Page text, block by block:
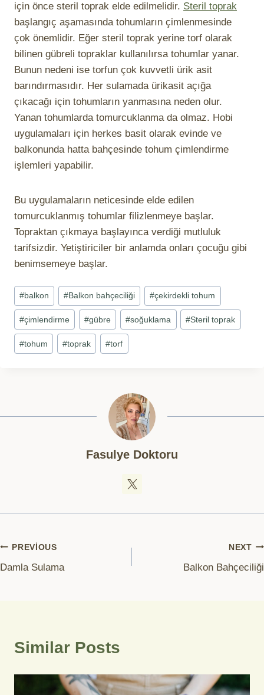
için önce steril toprak elde edilmelidir. Steril toprak
başlangıç aşamasında tohumların çimlenmesinde
çok önemlidir. Eğer steril toprak yerine torf olarak
bilinen gübreli topraklar kullanılırsa tohumlar yanar.
Bunun nedeni ise torfun çok kuvvetli ürik asit
barındırmasıdır. Her sulamada ürikasit açığa
çıkacağı için tohumların yanmasına neden olur.
Yanan tohumlarda tomurcuklanma da olmaz. Hobi
uygulamaları için herkes basit olarak evinde ve
balkonunda hatta bahçesinde tohum çimlendirme
işlemleri yapabilir.
Bu uygulamaların neticesinde elde edilen
tomurcuklanmış tohumlar filizlenmeye başlar.
Topraktan çıkmaya başlayınca verdiği mutluluk
tarifsizdir. Yetiştiriciler bir anlamda onları çocuğu gibi
benimsemeye başlar.
Post
Tags:
#balkon #Balkon bahçeciliği #çekirdekli tohum
#çimlendirme #gübre #soğuklama #Steril toprak
#tohum #toprak #torf
Fasulye Doktoru
Yazı
gezinmesi
PREVIOUS
Damla Sulama
NEXT
Balkon Bahçeciliği
Similar Posts